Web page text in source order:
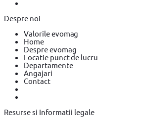
Despre noi
Valorile evomag
Home
Despre evomag
Locatie punct de lucru
Departamente
Angajari
Contact
Resurse si Informatii legale